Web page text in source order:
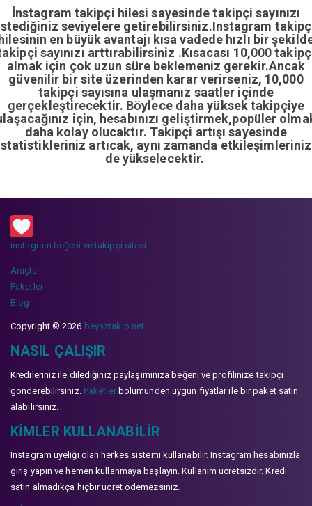
İnstagram takipçi hilesi sayesinde takipçi sayınızı
seviyelere getirebilirsiniz.Instagram
en büyük avantajı kısa vadede hızlı bir
sayınızı arttırabilirsiniz .Kısacası 10,000
almak için çok uzun süre beklemeniz gerekir.Ancak
güvenilir bir site üzerinden karar verirseniz, 10,000
takipçi sayısına ulaşmanız saatler içinde
gerçekleştirecektir. Böylece daha yüksek takipçiye
için, hesabınızı geliştirmek,popüler
daha kolay olucaktır. Takipçi artışı sayesinde
artıcak, aynı zamanda
de yükselecektir.
instagram beğeni ve takipçi sitesi
Araçlar
Paketler
Blog
Copyright © 2026 beyaztakip.net
NASIL ÇALIŞIR
Kredileriniz ile dilediğiniz paylaşımınıza beğeni ve profilinize takipçi
gönderebilirsiniz. Paketlerbölümünden uygun fiyatlar ile bir paket satın
alabilirsiniz.
KIMLER KULLANABILIR
Instagram üyeliği olan herkes sistemi kullanabilir. Instagram hesabınızla
giriş yapın ve hemen kullanmaya başlayın. Kullanım ücretsizdir. Kredi
satın almadıkça hiçbir ücret ödemezsiniz.